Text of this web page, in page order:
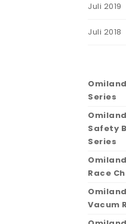
Juli 2019
Juli 2018
Series
Safety
Series
Race
Vacum